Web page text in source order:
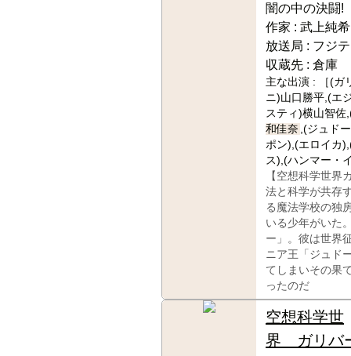
闇の中の決闘!
作家 : 武上純希
放送局 : フジ
収蔵先 : 倉庫
主な出演 :
［(
ニ)山口勝平,(エ
スティ)横山智佐
和佳奈 ,(ジュド
ポン),(エロイカ
ス),(ハンマー・
【空想科学世界
法と科学が共存
る魔法学校の独
いる少年がいた
ー」。彼は世界
ニア王「ジュド
てしまいその果
ったのだ
空想科学世
界 ガリバ